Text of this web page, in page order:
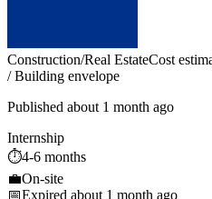
Construction/Real EstateCost
/ Building envelope
Published about 1 month ago
Internship
⏱️4-6 months
💼On-site
📅Expired about 1 month ago